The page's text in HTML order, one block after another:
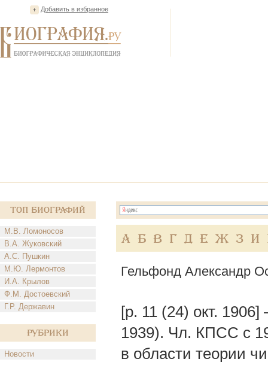
Добавить в избранное
Топ Биографий
М.В. Ломоносов
В.А. Жуковский
А.С. Пушкин
М.Ю. Лермонтов
И.А. Крылов
Ф.М. Достоевский
Г.Р. Державин
Рубрики
Новости
А Б В Г Д Е Ж З И
Гельфонд Александр
[р. 11 (24) окт.
1939). Чл. КПСС с
в области теории